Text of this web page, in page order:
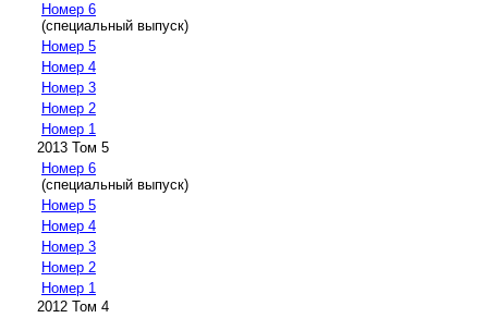
Номер 6
(специальный выпуск)
Номер 5
Номер 4
Номер 3
Номер 2
Номер 1
2013 Том 5
Номер 6
(специальный выпуск)
Номер 5
Номер 4
Номер 3
Номер 2
Номер 1
2012 Том 4